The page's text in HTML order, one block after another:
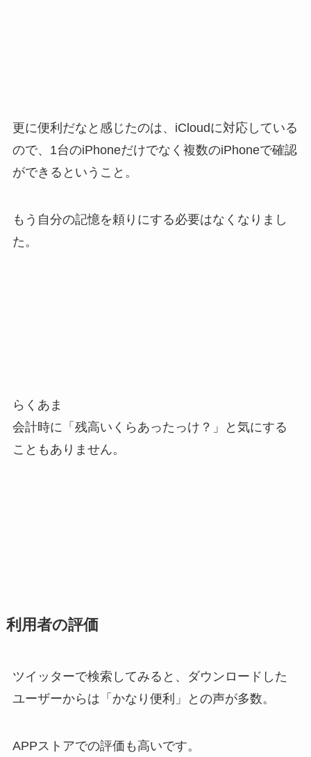
更に便利だなと感じたのは、iCloudに対応している
ので、1台のiPhoneだけでなく複数のiPhoneで確認
ができるということ。
もう自分の記憶を頼りにする必要はなくなりまし
た。
らくあま
会計時に「残高いくらあったっけ？」と気にする
こともありません。
利用者の評価
ツイッターで検索してみると、ダウンロードした
ユーザーからは「かなり便利」との声が多数。
APPストアでの評価も高いです。